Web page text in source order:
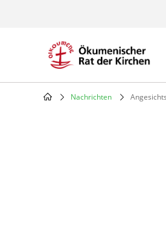
Nachrichten